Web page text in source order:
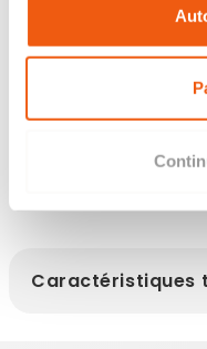
Caractéristiques